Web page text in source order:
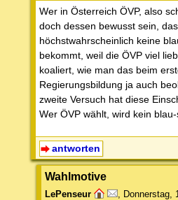
Wer in Österreich ÖVP, also
doch dessen bewusst sein,
höchstwahrscheinlich keine
bekommt, weil die ÖVP viel
koaliert, wie man das beim
Regierungsbildung ja auch
zweite Versuch hat diese
Wer ÖVP wählt, wird kein
antworten
Wahlmotive
LePenseur Donnerstag,